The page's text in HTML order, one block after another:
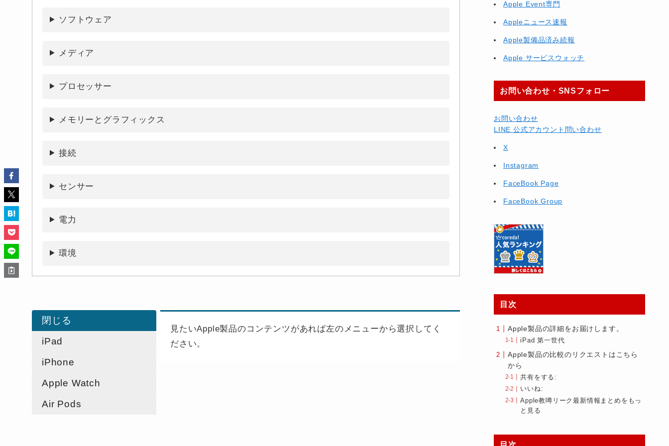
ソフトウェア
メディア
プロセッサー
メモリーとグラフィックス
接続
センサー
電力
環境
閉じる
iPad
iPhone
Apple Watch
Air Pods
見たいApple製品のコンテンツがあれば左のメニューから選択してく
ださい。
Apple Event専門
Appleニュース速報
Apple製備品済み続報
Apple サービスウォッチ
お問い合わせ・SNSフォロー
お問い合わせ
LINE 公式アカウント問い合わせ
X
Instagram
FaceBook Page
FaceBook Group
目次
Apple製品の詳細をお届けします。
iPad 第一世代
Apple製品の比較のリクエストはこちら
から
共有をする:
いいね:
Apple教噂リーク最新情報まとめをもっ
と見る